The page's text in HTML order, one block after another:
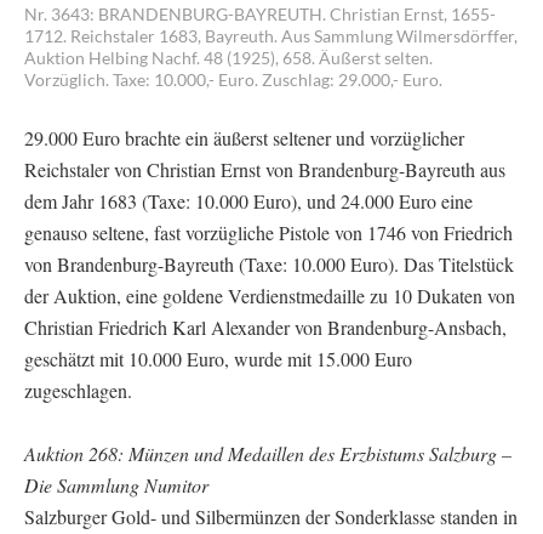
Nr. 3643: BRANDENBURG-BAYREUTH. Christian Ernst, 1655-
1712. Reichstaler 1683, Bayreuth. Aus Sammlung Wilmersdörffer,
Auktion Helbing Nachf. 48 (1925), 658. Äußerst selten.
Vorzüglich. Taxe: 10.000,- Euro. Zuschlag: 29.000,- Euro.
29.000 Euro brachte ein äußerst seltener und vorzüglicher
Reichstaler von Christian Ernst von Brandenburg-Bayreuth aus
dem Jahr 1683 (Taxe: 10.000 Euro), und 24.000 Euro eine
genauso seltene, fast vorzügliche Pistole von 1746 von Friedrich
von Brandenburg-Bayreuth (Taxe: 10.000 Euro). Das Titelstück
der Auktion, eine goldene Verdienstmedaille zu 10 Dukaten von
Christian Friedrich Karl Alexander von Brandenburg-Ansbach,
geschätzt mit 10.000 Euro, wurde mit 15.000 Euro
zugeschlagen.
Auktion 268: Münzen und Medaillen des Erzbistums Salzburg –
Die Sammlung Numitor
Salzburger Gold- und Silbermünzen der Sonderklasse standen in